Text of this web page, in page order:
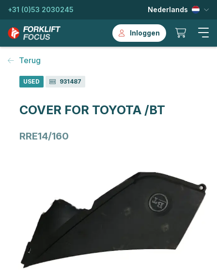
+31 (0)53 2030245 Nederlands
Inloggen
Terug
USED 931487
COVER FOR TOYOTA /BT
RRE14/160